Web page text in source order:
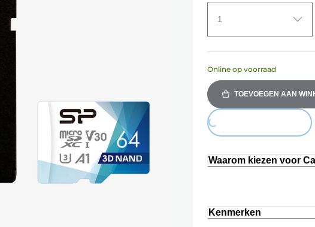
1
Online op voorraad
TOEVOEGEN AAN
Loading...
Waarom kiezen voor
Kenmerken